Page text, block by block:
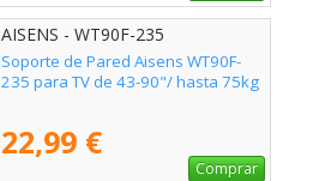
AISENS - WT90F-235
Soporte de Pared Aisens WT90F-
235 para TV de 43-90"/ hasta 75kg
22,99 €
Comprar